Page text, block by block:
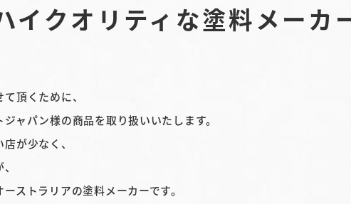
イクオリティな塗料メーカ
頂くために、
ャパン様の商品を取り扱いいたします。
が少なく、
ストラリアの塗料メーカーです。